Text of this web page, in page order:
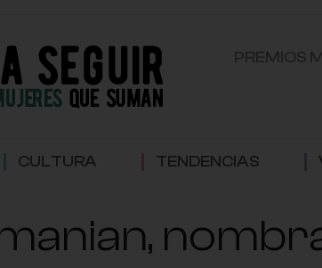
CULTURA TENDENCIAS